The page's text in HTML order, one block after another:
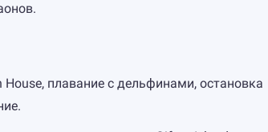
плавание с дельфинами, остановка